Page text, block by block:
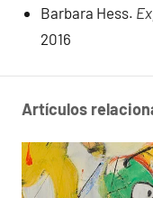
Barbara Hess.
2016
Artículos